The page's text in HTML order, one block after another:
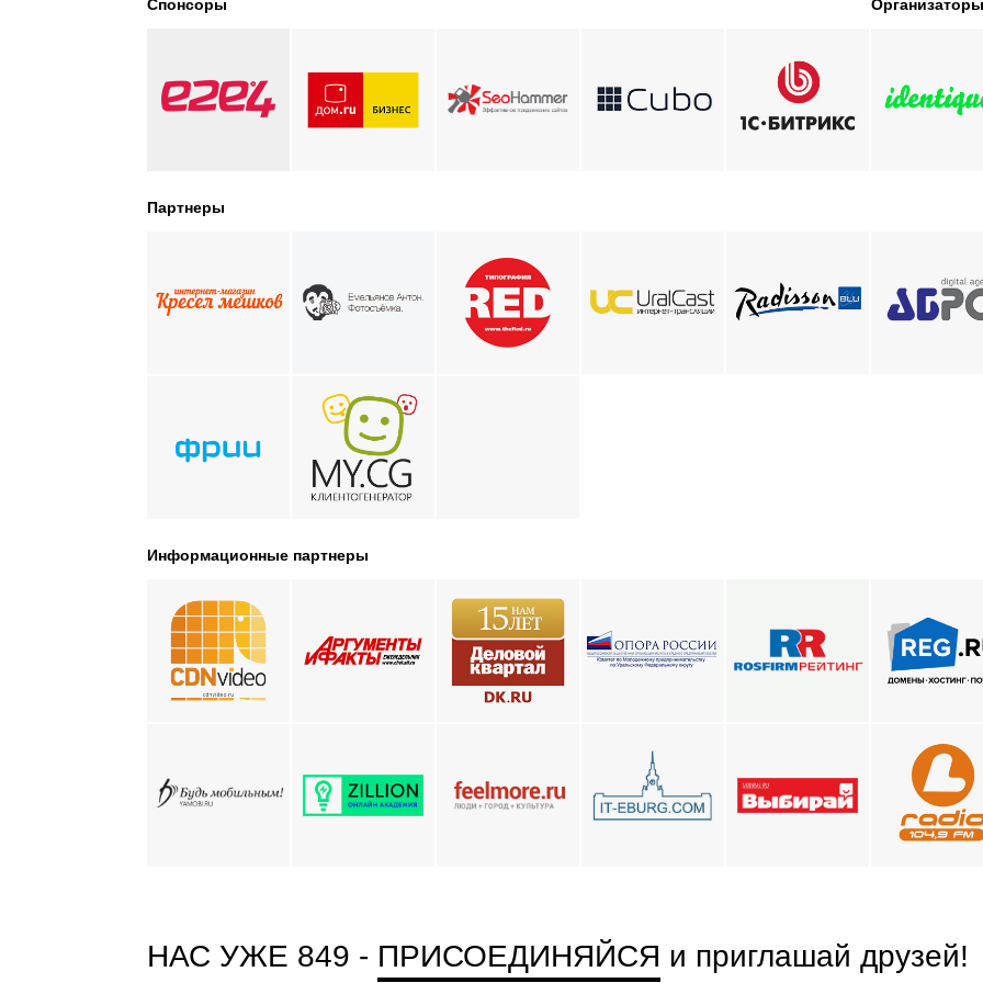
Спонсоры
Партнеры
Информационные партнеры
НАС УЖЕ 849 - ПРИСОЕДИНЯЙСЯ и приглашай друзей!